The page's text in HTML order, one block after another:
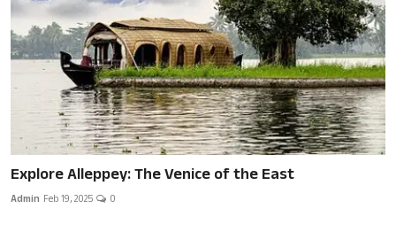
Explore Alleppey: The Venice of the East
Admin Feb 19, 2025 0